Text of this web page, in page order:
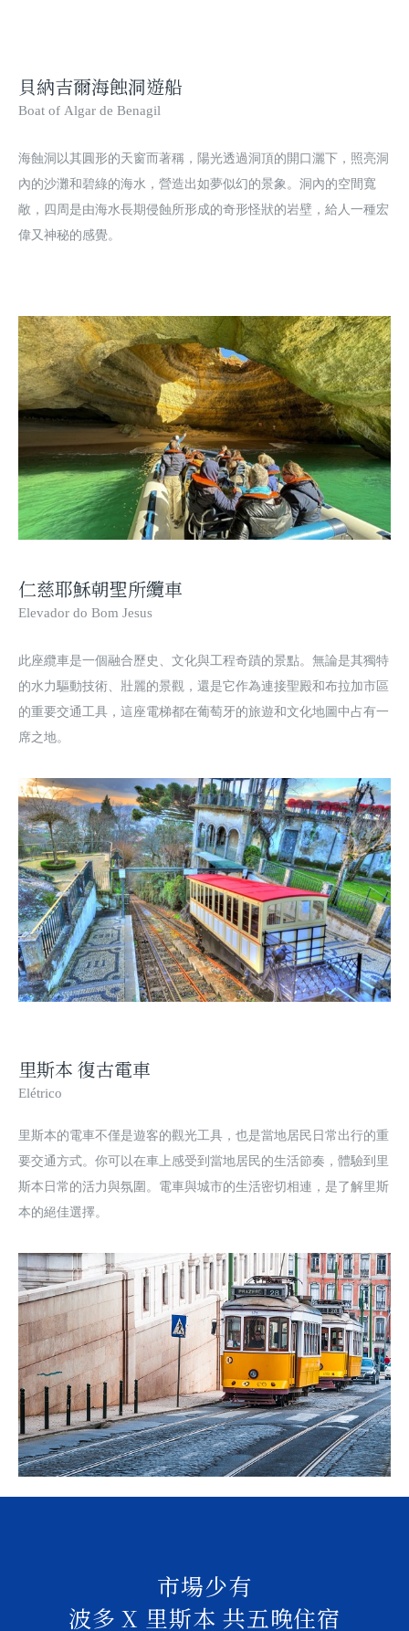
貝納吉爾海蝕洞遊船
Boat of Algar de Benagil
海蝕洞以其圓形的天窗而著稱，陽光透過洞頂的開口灑下，照亮洞
內的沙灘和碧綠的海水，營造出如夢似幻的景象。洞內的空間寬
敞，四周是由海水長期侵蝕所形成的奇形怪狀的岩壁，給人一種宏
偉又神秘的感覺。
仁慈耶穌朝聖所纜車
Elevador do Bom Jesus
此座纜車是一個融合歷史、文化與工程奇蹟的景點。無論是其獨特
的水力驅動技術、壯麗的景觀，還是它作為連接聖殿和布拉加市區
的重要交通工具，這座電梯都在葡萄牙的旅遊和文化地圖中占有一
席之地。
里斯本 復古電車
Elétrico
里斯本的電車不僅是遊客的觀光工具，也是當地居民日常出行的重
要交通方式。你可以在車上感受到當地居民的生活節奏，體驗到里
斯本日常的活力與氛圍。電車與城市的生活密切相連，是了解里斯
本的絕佳選擇。
市場少有
波多 X 里斯本 共五晚住宿